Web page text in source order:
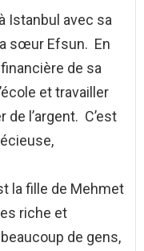
Istanbul avec sa
sœur Efsun. En
de sa
et travailler
l’argent. C’est
la fille de Mehmet
riche et
de gens,